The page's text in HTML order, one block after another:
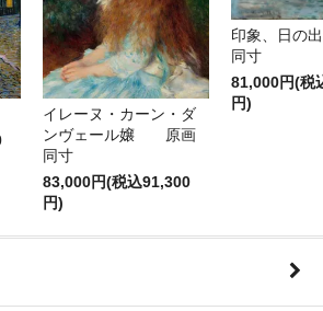
イレーヌ・カーン・ダ
ンヴェール嬢 原画
同寸
83,000円(税込91,300
円)
印象、日
同寸
81,000円(税
円)